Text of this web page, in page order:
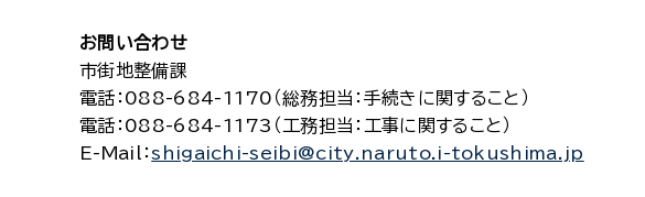
お問い合わせ
市街地整備課
電話 ：088-684-1170（総務担当：手続きに関すること）
電話 ：088-684-1173（工務担当：工事に関すること）
E-Mail
： shigaichi-seibi@city.naruto.i-tokushima.jp